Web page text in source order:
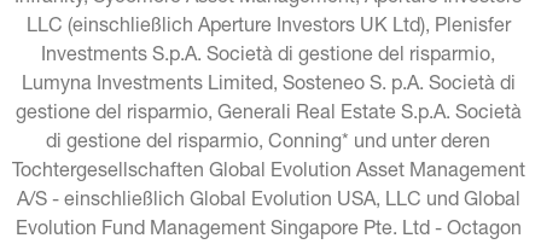
LLC (einschließlich Aperture Investors UK Ltd), Plenisfer
Investments S.p.A. Società di gestione del risparmio,
Lumyna Investments Limited, Sosteneo S. p.A. Società di
gestione del risparmio, Generali Real Estate S.p.A. Società
di gestione del risparmio, Conning* und unter deren
Tochtergesellschaften Global Evolution Asset Management
A/S - einschließlich Global Evolution USA, LLC und Global
Evolution Fund Management Singapore Pte. Ltd - Octagon